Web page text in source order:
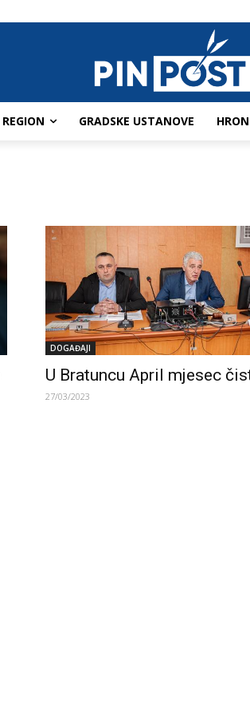
REGION GRADSKE USTANOVE
DOGAĐAJI
U Bratuncu April mjesec
27/03/2023